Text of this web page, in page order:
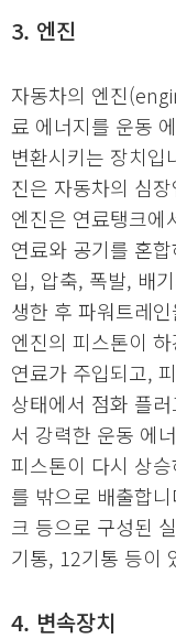
3. 엔진
자동차의 엔진
료 에너지를 운동
변환시키는 장치입
진은 자동차의 심
엔진은 연료탱크에
연료와 공기를 혼
입, 압축, 폭발, 배
생한 후 파워트레
엔진의 피스톤이
연료가 주입되고,
상태에서 점화 플
서 강력한 운동 에
피스톤이 다시 상
를 밖으로 배출합
크 등으로 구성된
기통, 12기통 등이
4. 변속장치